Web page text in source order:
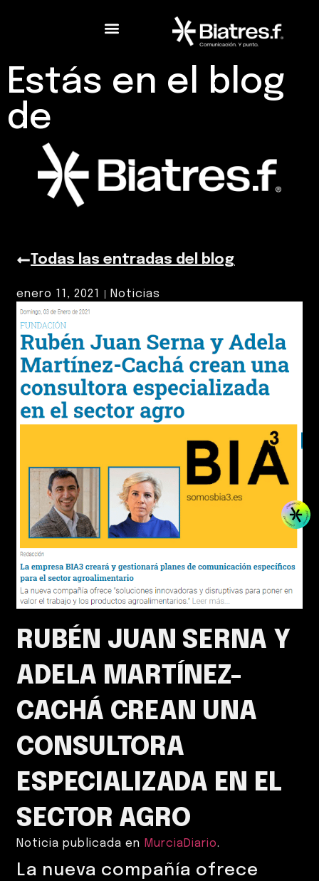
Estás en el blog
de
Todas las entradas del blog
enero 11, 2021 Noticias
RUBÉN JUAN SERNA Y
ADELA MARTÍNEZ-
CACHÁ CREAN UNA
CONSULTORA
ESPECIALIZADA EN EL
SECTOR AGRO
Noticia publicada en MurciaDiario.
La nueva compañía ofrece